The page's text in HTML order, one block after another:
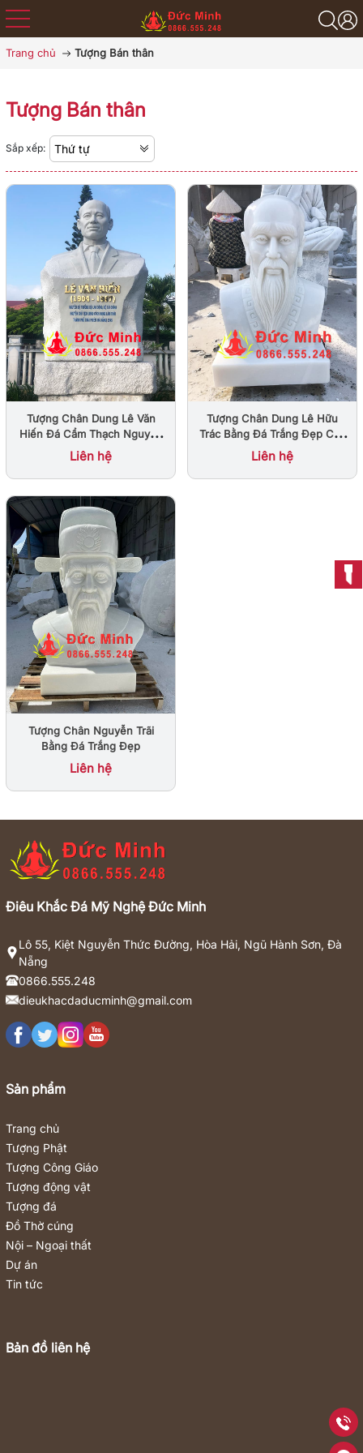
Trang chủ Tượng Bán thân
Tượng Bán thân
Sắp xếp: Thứ tự
Tượng Chân Dung Lê Văn
Hiến Đá Cẩm Thạch Nguyên
Khối
Liên hệ
Tượng Chân Dung Lê Hữu
Trác Bằng Đá Trắng Đẹp Cao
60cm
Liên hệ
Tượng Chân Nguyễn Trãi
Bằng Đá Trắng Đẹp
Liên hệ
Điêu Khắc Đá Mỹ Nghệ Đức Minh
Lô 55, Kiệt Nguyễn Thức Đường, Hòa Hải, Ngũ Hành Sơn, Đà
Nẵng
0866.555.248
dieukhacdaducminh@gmail.com
Sản phẩm
Trang chủ
Tượng Phật
Tượng Công Giáo
Tượng động vật
Tượng đá
Đồ Thờ cúng
Nội – Ngoại thất
Dự án
Tin tức
Bản đồ liên hệ